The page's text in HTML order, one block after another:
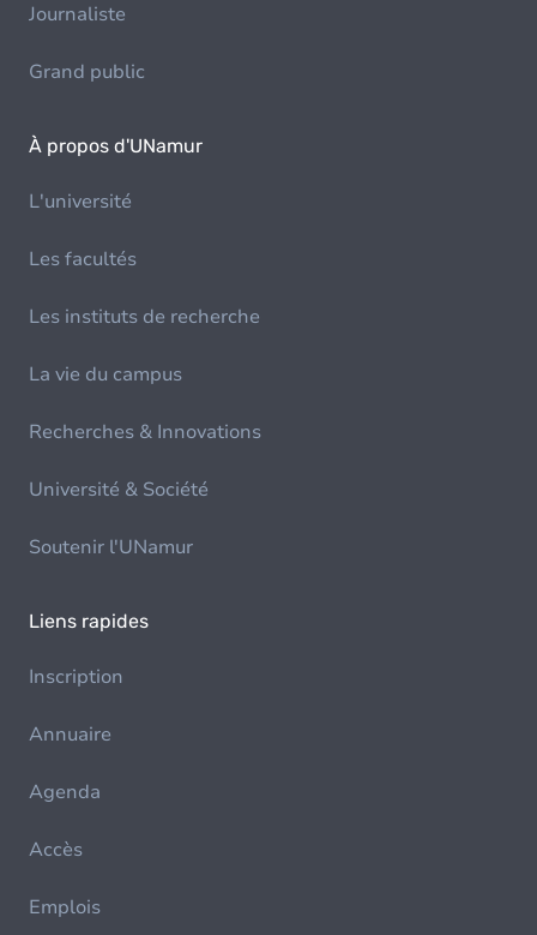
Journaliste
Grand public
À propos d'UNamur
L'université
Les facultés
Les instituts de recherche
La vie du campus
Recherches & Innovations
Université & Société
Soutenir l'UNamur
Liens rapides
Inscription
Annuaire
Agenda
Accès
Emplois